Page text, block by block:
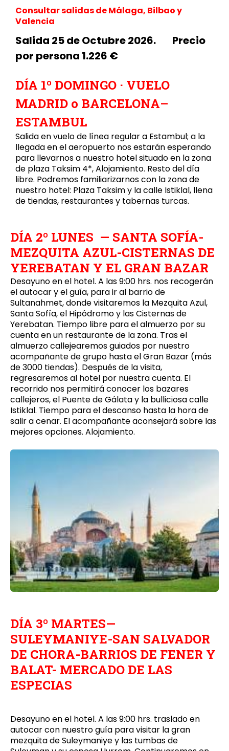
Consultar salidas de Málaga, Bilbao y
Valencia
Salida 25 de Octubre 2026. Precio
por persona 1.226 €
DÍA 1º DOMINGO · VUELO
MADRID o BARCELONA–
ESTAMBUL
Salida en vuelo de línea regular a Estambul; a la
llegada en el aeropuerto nos estarán esperando
para llevarnos a nuestro hotel situado en la zona
de plaza Taksim 4*, Alojamiento. Resto del día
libre. Podremos familiarizarnos con la zona de
nuestro hotel: Plaza Taksim y la calle Istiklal, llena
de tiendas, restaurantes y tabernas turcas.
DÍA 2º LUNES — SANTA SOFÍA-
MEZQUITA AZUL-CISTERNAS DE
YEREBATAN Y EL GRAN BAZAR
Desayuno en el hotel. A las 9:00 hrs. nos recogerán
el autocar y el guía, para ir al barrio de
Sultanahmet, donde visitaremos la Mezquita Azul,
Santa Sofía, el Hipódromo y las Cisternas de
Yerebatan. Tiempo libre para el almuerzo por su
cuenta en un restaurante de la zona. Tras el
almuerzo callejearemos guiados por nuestro
acompañante de grupo hasta el Gran Bazar (más
de 3000 tiendas). Después de la visita,
regresaremos al hotel por nuestra cuenta. El
recorrido nos permitirá conocer los bazares
callejeros, el Puente de Gálata y la bulliciosa calle
Istiklal. Tiempo para el descanso hasta la hora de
salir a cenar. El acompañante aconsejará sobre las
mejores opciones. Alojamiento.
DÍA 3º MARTES—
SULEYMANIYE-SAN SALVADOR
DE CHORA-BARRIOS DE FENER Y
BALAT- MERCADO DE LAS
ESPECIAS
Desayuno en el hotel. A las 9:00 hrs. traslado en
autocar con nuestro guía para visitar la gran
mezquita de Suleymaniye y las tumbas de